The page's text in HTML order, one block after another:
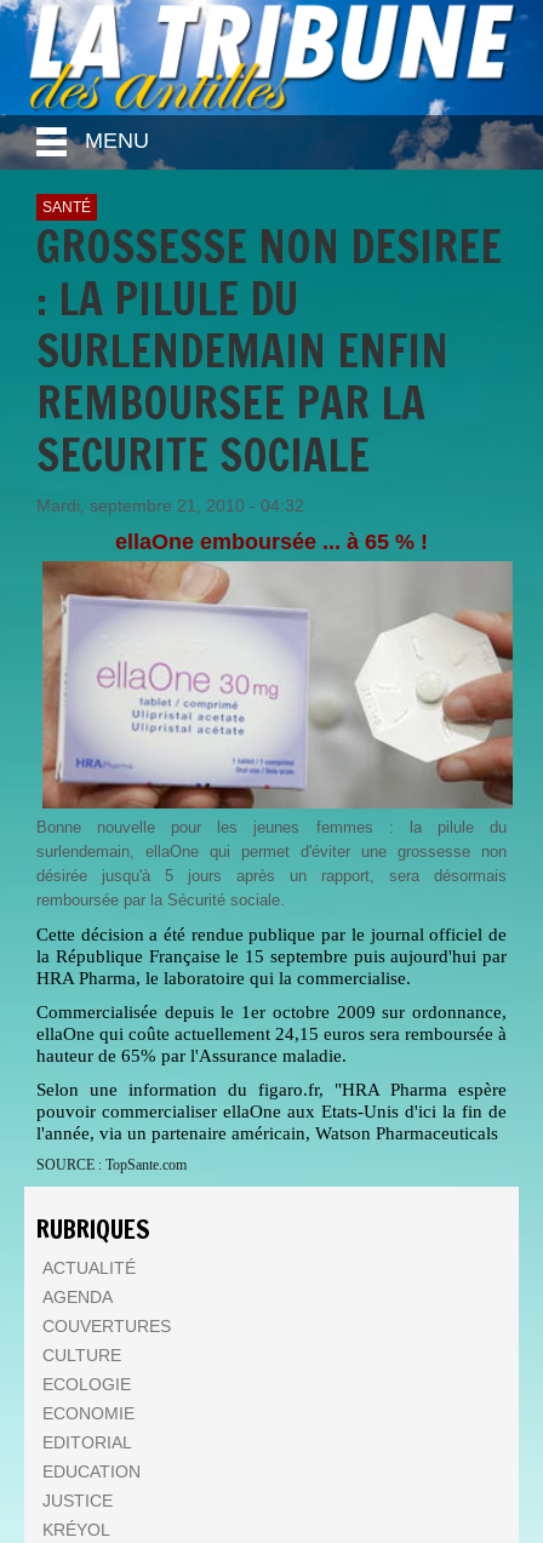
MENU
SANTÉ
GROSSESSE NON DESIREE
: LA PILULE DU
SURLENDEMAIN ENFIN
REMBOURSEE PAR LA
SECURITE SOCIALE
Mardi, septembre 21, 2010 - 04:32
ellaOne emboursée ... à 65 % !
Bonne nouvelle pour les jeunes femmes : la pilule du
surlendemain, ellaOne qui permet d'éviter une grossesse non
désirée jusqu'à 5 jours après un rapport, sera désormais
remboursée par la Sécurité sociale.
Cette décision a été rendue publique par le journal officiel de
la République Française le 15 septembre puis aujourd'hui par
HRA Pharma, le laboratoire qui la commercialise.
Commercialisée depuis le 1er octobre 2009 sur ordonnance,
ellaOne qui coûte actuellement 24,15 euros sera remboursée à
hauteur de 65% par l'Assurance maladie.
Selon une information du figaro.fr, "HRA Pharma espère
pouvoir commercialiser ellaOne aux Etats-Unis d'ici la fin de
l'année, via un partenaire américain, Watson Pharmaceuticals
SOURCE : TopSante.com
RUBRIQUES
ACTUALITÉ
AGENDA
COUVERTURES
CULTURE
ECOLOGIE
ECONOMIE
EDITORIAL
EDUCATION
JUSTICE
KRÉYOL